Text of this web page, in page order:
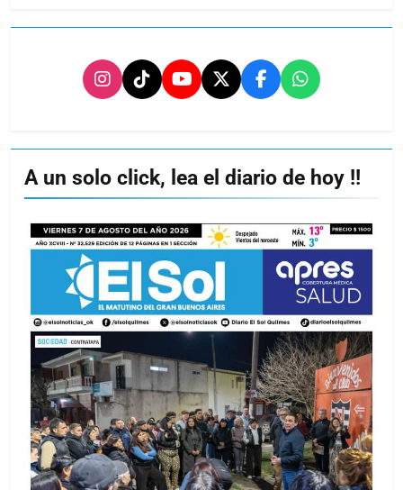
A un solo click, lea el diario de hoy !!